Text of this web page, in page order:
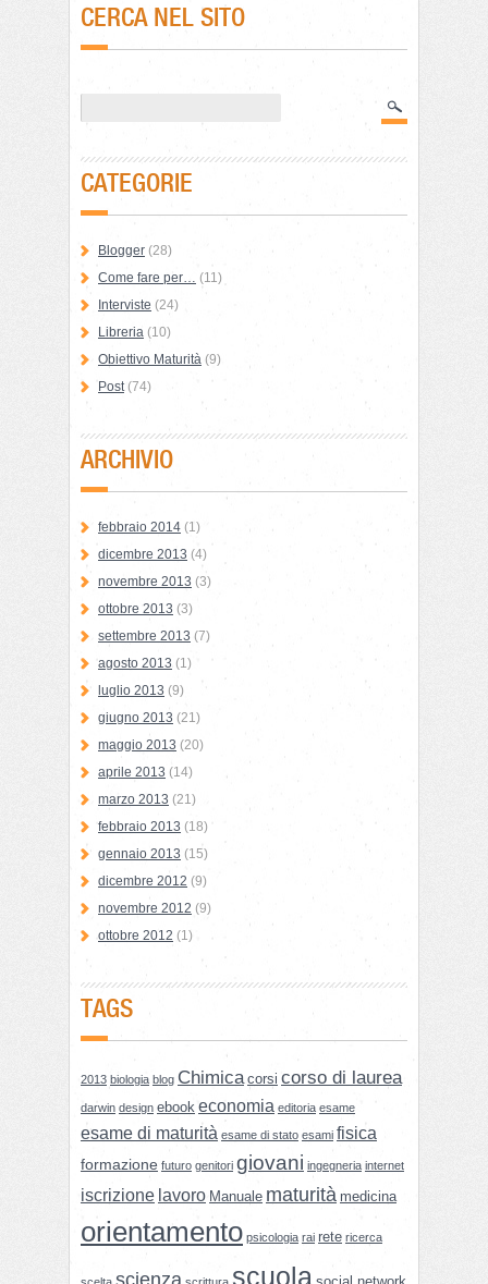
CERCA NEL SITO
CATEGORIE
Blogger (28)
Come fare per… (11)
Interviste (24)
Libreria (10)
Obiettivo Maturità (9)
Post(74)
ARCHIVIO
febbraio 2014 (1)
dicembre 2013 (4)
novembre 2013 (3)
ottobre 2013 (3)
settembre 2013 (7)
agosto 2013 (1)
luglio 2013 (9)
giugno 2013 (21)
maggio 2013 (20)
aprile 2013 (14)
marzo 2013 (21)
febbraio 2013 (18)
gennaio 2013 (15)
dicembre 2012 (9)
novembre 2012 (9)
ottobre 2012 (1)
TAGS
2013 biologia blog Chimica corsi corso di laurea
darwin design ebook economia editoria esame
esame di maturità esame di stato esami fisica
formazione futuro genitori giovani ingegneria internet
iscrizione lavoro Manuale maturità medicina
orientamento psicologia rai rete ricerca
scienza scuola